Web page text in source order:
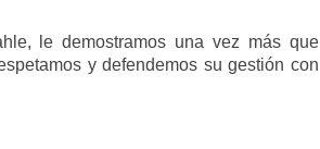
le demostramos una vez más que
y defendemos su gestión con